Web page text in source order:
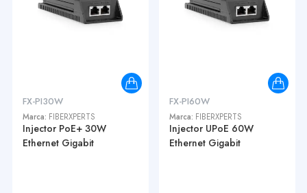
FX-PI30W
Marca: FIBERXPERTS
Injector PoE+ 30W
Ethernet Gigabit
FX-PI60W
Marca: FIBERXPERTS
Injector UPoE 60W
Ethernet Gigabit